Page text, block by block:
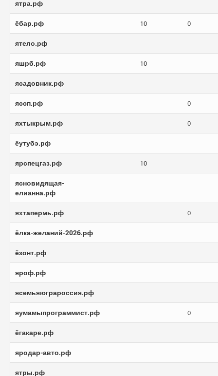
ятра.рф
ёбар.рф 10 0
ятело.рф
яшрб.рф 10
ясадовник.рф
яссп.рф 0
яхтыкрым.рф 0
ёутубэ.рф
ярспецгаз.рф 10
ясновидящая-
елианна.рф
яхтапермь.рф 0
ёлка-желаний-2026.рф
ёзонт.рф
яроф.рф
ясемьяюграроссия.рф
яумамыпрограммист.рф 0
ёгакаре.рф
яродар-авто.рф
ятры.рф